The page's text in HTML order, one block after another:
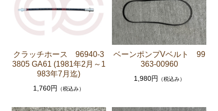
ト ホース など）
クラッチパーツ（マスターシリンダー クラッチレリ
ーズシリンダー オーバーホールキット など）
燃料パーツ（ポンプ フィルター ダンパー センダ
ーゲージなど）
ソアラ JZZ30 JZZ31 UZZ30 UZZ31 UZZ32
エンジンパーツ 2JZ-GE JZZ31
クラッチホース 96940-3
3805 GA61 (1981年2月～1
983年7月迄)
1,760円 （税込み）
ベーンポンプVベルト 99
363-00960
1,980円 （税込み）